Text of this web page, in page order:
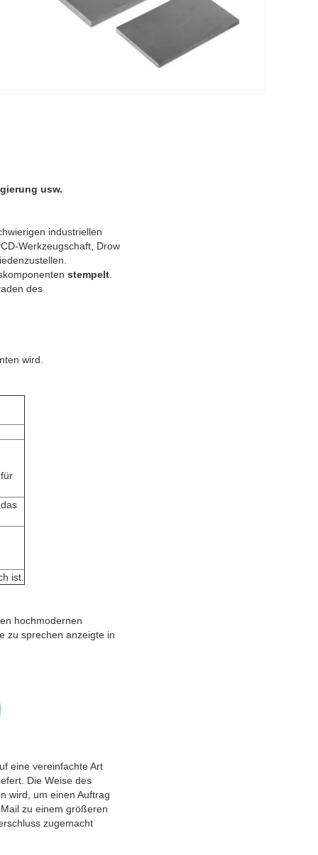
usw.
industriellen
Werkzeugschaft, Drow
stempelt
des
wird.
ist.
hochmodernen
zu sprechen anzeigte in
eine vereinfachte Art
Die Weise des
wird, um einen Auftrag
zu einem größeren
zugemacht